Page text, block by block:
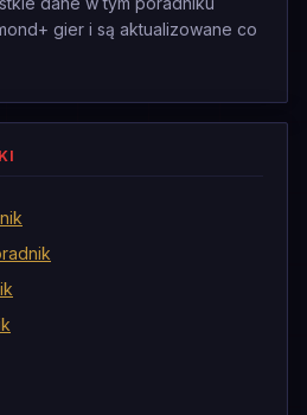
gier i są aktualizowane co